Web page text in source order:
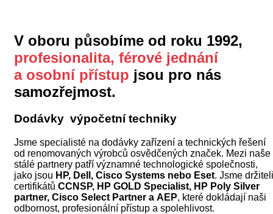
V oboru působíme od roku 1992,
profesionalita, férové jednání
a osobní přístup jsou pro nás
samozřejmost.
Dodávky výpočetní techniky
Jsme specialisté na dodávky zařízení a technických řešení
od renomovaných výrobců osvědčených značek. Mezi naše
stálé partnery patří významné technologické společnosti,
jako jsou HP, Dell, Cisco Systems nebo Eset. Jsme držiteli
certifikátů CCNSP, HP GOLD Specialist, HP Poly Silver
partner, Cisco Select Partner a AEP, které dokládají naši
odbornost, profesionální přístup a spolehlivost.